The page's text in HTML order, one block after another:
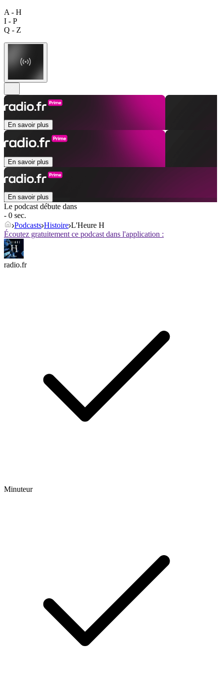
A - H
I - P
Q - Z
En savoir plus
En savoir plus
En savoir plus
Le podcast débute dans
- 0 sec.
Podcasts Histoire L'Heure H
Écoutez gratuitement ce podcast dans l'application :
radio.fr
Minuteur